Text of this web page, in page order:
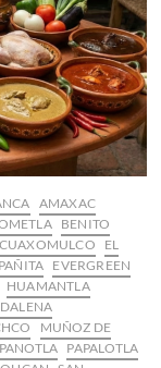
AMAXAC
BENITO
CUAXOMULCO
EL
EVERGREEN
HUAMANTLA
MUÑOZ DE
PANOTLA PAPALOTLA